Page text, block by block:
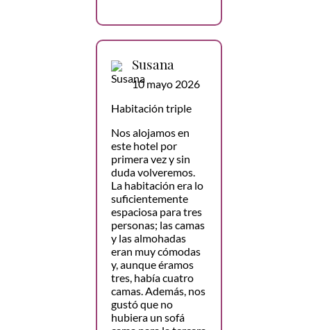
Susana
10 mayo 2026
Habitación triple
Nos alojamos en
este hotel por
primera vez y sin
duda volveremos.
La habitación era lo
suficientemente
espaciosa para tres
personas; las camas
y las almohadas
eran muy cómodas
y, aunque éramos
tres, había cuatro
camas. Además, nos
gustó que no
hubiera un sofá